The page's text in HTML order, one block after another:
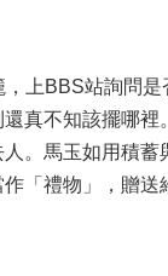
上BBS站詢問
真不知該擺哪裡
。馬玉如用積蓄
「禮物」，贈送